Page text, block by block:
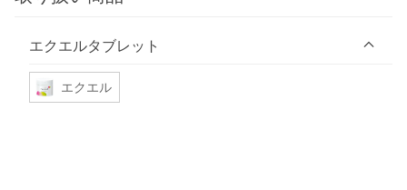
エクエルタブレット
エクエル